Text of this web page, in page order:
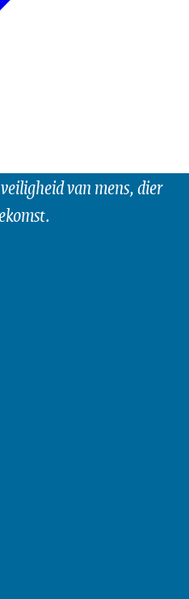
van mens, dier